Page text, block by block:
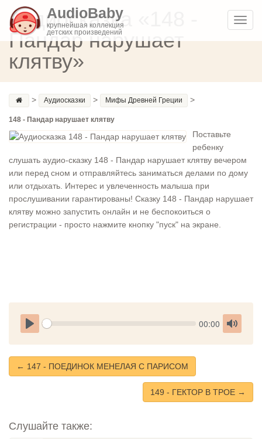
AudioBaby
крупнейшая коллекция
детских произведений
Аудиосказка «148 -
Пандар нарушает
клятву»
> Аудиосказки > Мифы Древней Греции >
148 - Пандар нарушает клятву
Поставьте
ребенку
слушать аудио-сказку 148 - Пандар нарушает клятву вечером
или перед сном и отправляйтесь заниматься делами по дому
или отдыхать. Интерес и увлеченность малыша при
прослушивании гарантированы! Сказку 148 - Пандар нарушает
клятву можно запустить онлайн и не беспокоиться о
регистрации - просто нажмите кнопку "пуск" на экране.
Play
Current
time
00:00
Toggle
← 147 - ПОЕДИНОК МЕНЕЛАЯ С ПАРИСОМ
149 - ГЕКТОР В ТРОЕ →
Слушайте также: